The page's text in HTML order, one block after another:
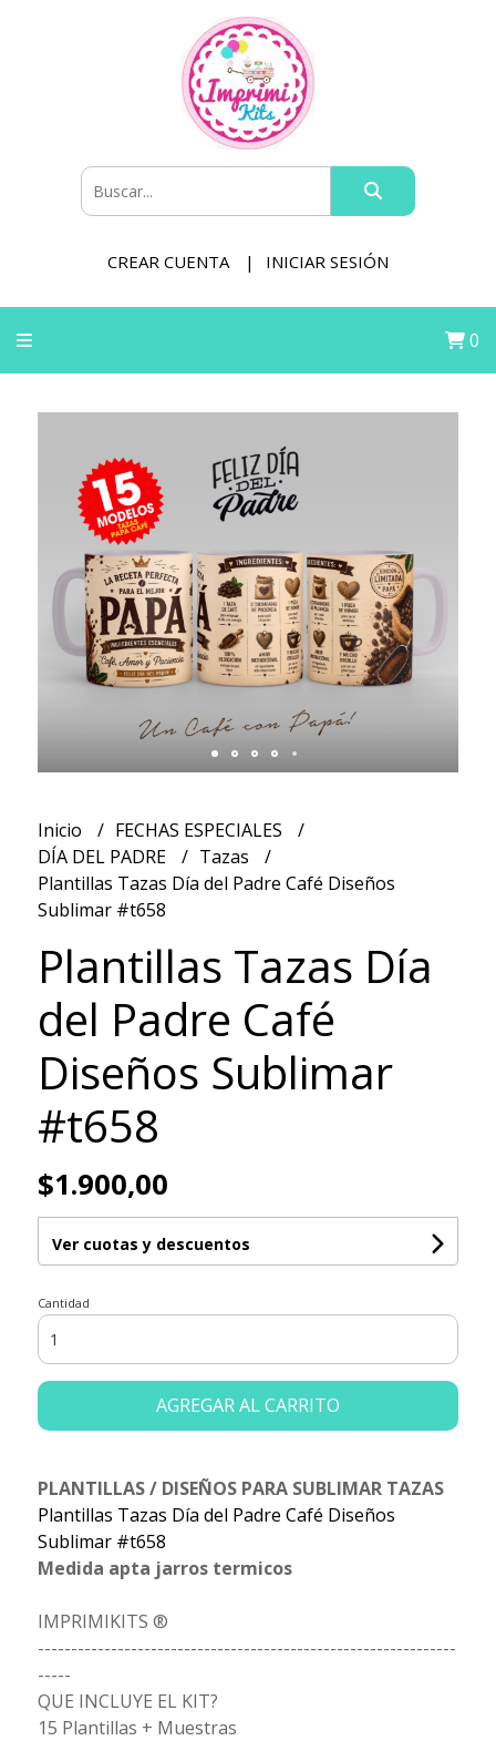
CREAR CUENTA INICIAR SESIÓN
0
Inicio
FECHAS ESPECIALES
DÍA DEL PADRE
Tazas
Plantillas Tazas Día del Padre Café Diseños
Sublimar #t658
Plantillas Tazas Día
del Padre Café
Diseños Sublimar
#t658
$1.900,00
Ver cuotas y descuentos
Cantidad
AGREGAR AL CARRITO
PLANTILLAS / DISEÑOS PARA SUBLIMAR TAZAS
Plantillas Tazas Día del Padre Café Diseños
Sublimar #t658
Medida apta jarros termicos
IMPRIMIKITS ®
---------------------------------------------------------------
-----
QUE INCLUYE EL KIT?
15 Plantillas + Muestras